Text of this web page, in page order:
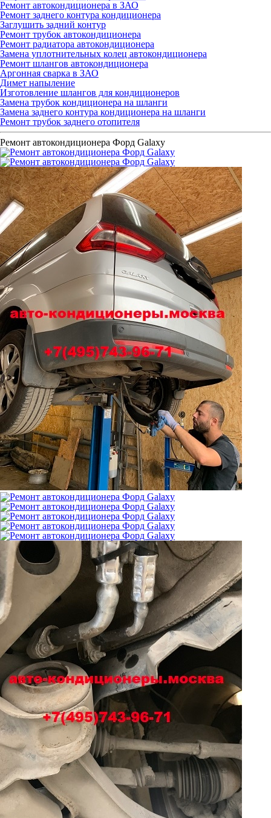
Ремонт автокондиционера в ЗАО
Ремонт заднего контура кондиционера
Заглушить задний контур
Ремонт трубок автокондиционера
Ремонт радиатора автокондиционера
Замена уплотнительных колец автокондиционера
Ремонт шлангов автокондиционера
Аргонная сварка в ЗАО
Димет напыление
Изготовление шлангов для кондиционеров
Замена трубок кондиционера на шланги
Замена заднего контура кондиционера на шланги
Ремонт трубок заднего отопителя
Ремонт автокондиционера Форд Galaxy